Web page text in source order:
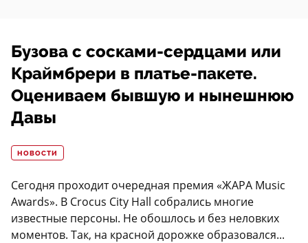
Бузова с сосками-сердцами или
Краймбрери в платье-пакете.
Оцениваем бывшую и нынешнюю
Давы
НОВОСТИ
Сегодня проходит очередная премия «ЖАРА Music
Awards». В Crocus City Hall собрались многие
известные персоны. Не обошлось и без неловких
моментов. Так, на красной дорожке образовался...